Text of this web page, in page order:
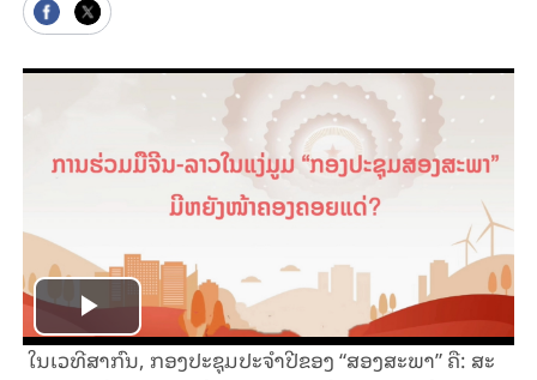
Play
ໃນ​ເວ​ທີ​ສາ​ກົນ, ກອງ​ປ​ະ​ຊຸມ​ປະ​ຈຳ​ປີ​ຂອງ “ສອງ​ສ​ະ​ພາ” ຄື: ສະ​